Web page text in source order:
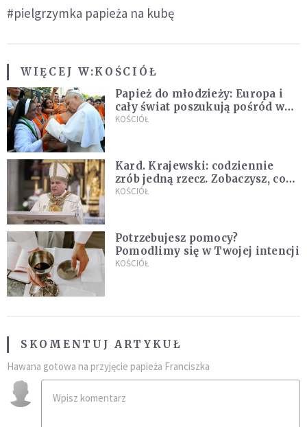
#pielgrzymka papieża na kubę
WIĘCEJ W:KOŚCIÓŁ
Papież do młodzieży: Europa i
cały świat poszukują pośród was
nowych świętych
KOŚCIÓŁ
Kard. Krajewski: codziennie
zrób jedną rzecz. Zobaczysz, co
stanie się z twoim życiem
KOŚCIÓŁ
Potrzebujesz pomocy?
Pomodlimy się w Twojej intencji
KOŚCIÓŁ
SKOMENTUJ ARTYKUŁ
Hawana gotowa na przyjęcie papieża Franciszka